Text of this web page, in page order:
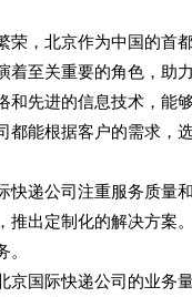
荣，北京作为中国的
着至关重要的角色，助
和先进的信息技术，能
都能根据客户的需求，
快递公司注重服务质量
推出定制化的解决方
京国际快递公司的业务